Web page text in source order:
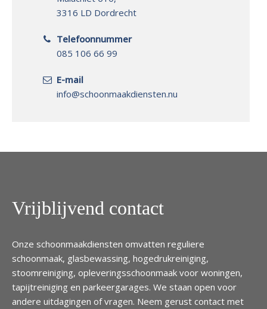
3316 LD Dordrecht
Telefoonnummer
085 106 66 99
E-mail
info@schoonmaakdiensten.nu
Vrijblijvend contact
Onze schoonmaakdiensten omvatten reguliere
schoonmaak, glasbewassing, hogedrukreiniging,
stoomreiniging, opleveringsschoonmaak voor woningen,
tapijtreiniging en parkeergarages. We staan open voor
andere uitdagingen of vragen. Neem gerust contact met